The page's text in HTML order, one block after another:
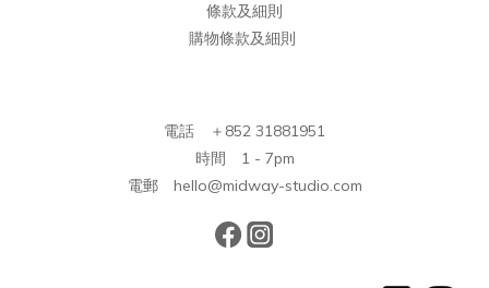
條款及細則
購物條款及細則
電話 ＋852 31881951
時間 1 - 7pm
電郵 hello@midway-studio.com